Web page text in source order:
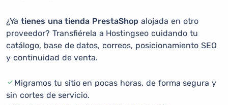
¿Ya tienes una tienda PrestaShop alojada en otro
proveedor? Transfiérela a Hostingseo cuidando tu
catálogo, base de datos, correos, posicionamiento SEO
y continuidad de venta.
Migramos tu sitio en pocas horas, de forma segura y
sin cortes de servicio.